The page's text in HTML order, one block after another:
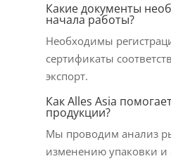
Какие документы
начала работы?
Необходимы
сертификаты
экспорт.
Как Alles Asia
продукции?
Мы проводим анализ
изменению упаковки и